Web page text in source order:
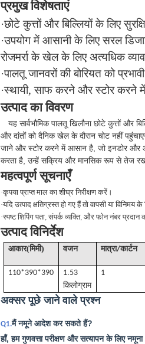
प्रमुख विशेषताएं
·छोटे कुत्तों और बिल्लियों के लिए
·उपयोग में आसानी के लिए सरल
रोजमर्रा के खेल के लिए अत्यधिक
·पालतू जानवरों की बोरियत को
·स्थायी, साफ करने और स्टोर करने
उत्पाद का विवरण
यह सार्वभौमिक पालतू खिलौना छोटे कुत्तों और
और दांतों को दैनिक खेल के दौरान चोट नहीं
जाने और स्टोर करने में आसान है, जो इनडोर और
करता है, उन्हें सक्रिय और मानसिक रूप से तेज
महत्वपूर्ण सूचनाएँ
·कृपया प्राप्त माल का शीघ्र निरीक्षण करें।
·यदि उत्पाद क्षतिग्रस्त हो गए हैं तो वापसी या
·स्पष्ट शिपिंग पता, संपर्क व्यक्ति, और फोन नंबर
उत्पाद विनिर्देश
आकार(मिमी) वजन मात्रा/कार्टन
110*390*390
1.53
किलोग्राम
1
अक्सर पूछे जाने वाले प्रश्न
Q1.मैं नमूने आदेश कर सकते हैं?
हाँ, हम गुणवत्ता परीक्षण और सत्यापन के लिए